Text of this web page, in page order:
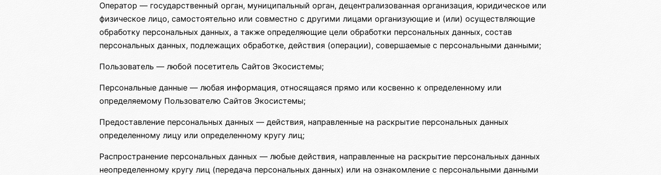
Оператор — государственный орган, муниципальный орган, децентрализованная организация, юридическое или
физическое лицо, самостоятельно или совместно с другими лицами организующие и (или) осуществляющие
обработку персональных данных, а также определяющие цели обработки персональных данных, состав
персональных данных, подлежащих обработке, действия (операции), совершаемые с персональными данными;
Пользователь — любой посетитель Сайтов Экосистемы;
Персональные данные — любая информация, относящаяся прямо или косвенно к определенному или
определяемому Пользователю Сайтов Экосистемы;
Предоставление персональных данных — действия, направленные на раскрытие персональных данных
определенному лицу или определенному кругу лиц;
Распространение персональных данных — любые действия, направленные на раскрытие персональных данных
неопределенному кругу лиц (передача персональных данных) или на ознакомление с персональными данными